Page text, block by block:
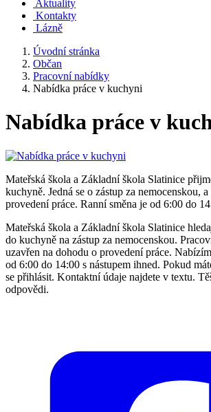
Aktuality
Kontakty
Lázně
Úvodní stránka
Občan
Pracovní nabídky
Nabídka práce v kuchyni
Nabídka práce v
Mateřská škola a Základní škola Slatinice
kuchyně. Jedná se o zástup za nemocenskou,
provedení práce. Ranní směna je od 6:00 do
Mateřská škola a Základní škola Slatinice
do kuchyně na zástup za nemocenskou.
uzavřen na dohodu o provedení práce.
od 6:00 do 14:00 s nástupem ihned. Pokud
se přihlásit. Kontaktní údaje najdete v textu.
odpovědi.